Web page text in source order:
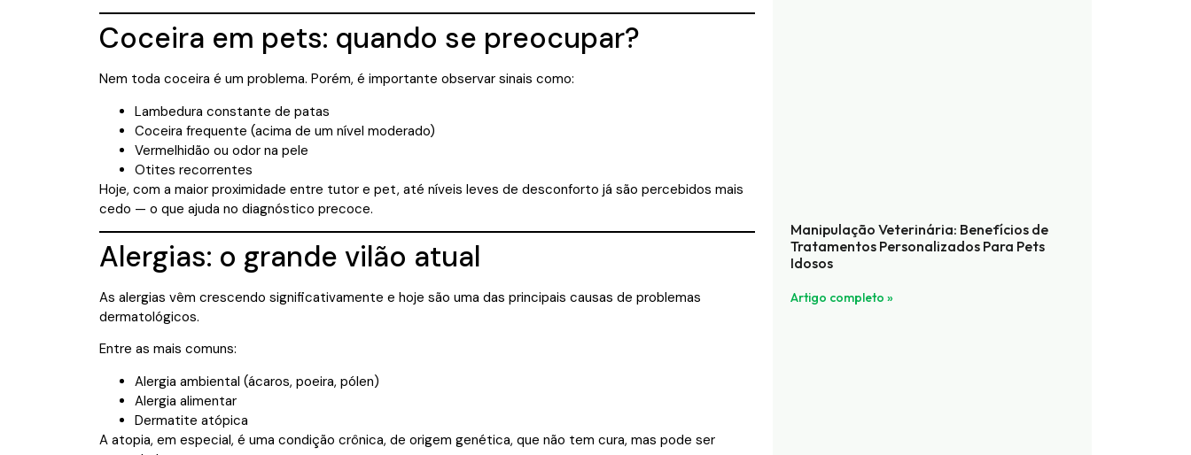
Manipulação Veterinária: Benefícios de
Tratamentos Personalizados Para Pets
Idosos
Artigo completo »
Coceira em pets: quando se preocupar?
Nem toda coceira é um problema. Porém, é importante observar sinais como:
Lambedura constante de patas
Coceira frequente (acima de um nível moderado)
Vermelhidão ou odor na pele
Otites recorrentes
Hoje, com a maior proximidade entre tutor e pet, até níveis leves de desconforto já são percebidos mais
cedo — o que ajuda no diagnóstico precoce.
Alergias: o grande vilão atual
As alergias vêm crescendo significativamente e hoje são uma das principais causas de problemas
dermatológicos.
Entre as mais comuns:
Alergia ambiental (ácaros, poeira, pólen)
Alergia alimentar
Dermatite atópica
A atopia, em especial, é uma condição crônica, de origem genética, que não tem cura, mas pode ser